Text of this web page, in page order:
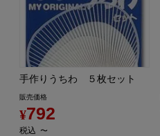
手作りうちわ ５枚セット
販売価格
¥792
税込 〜